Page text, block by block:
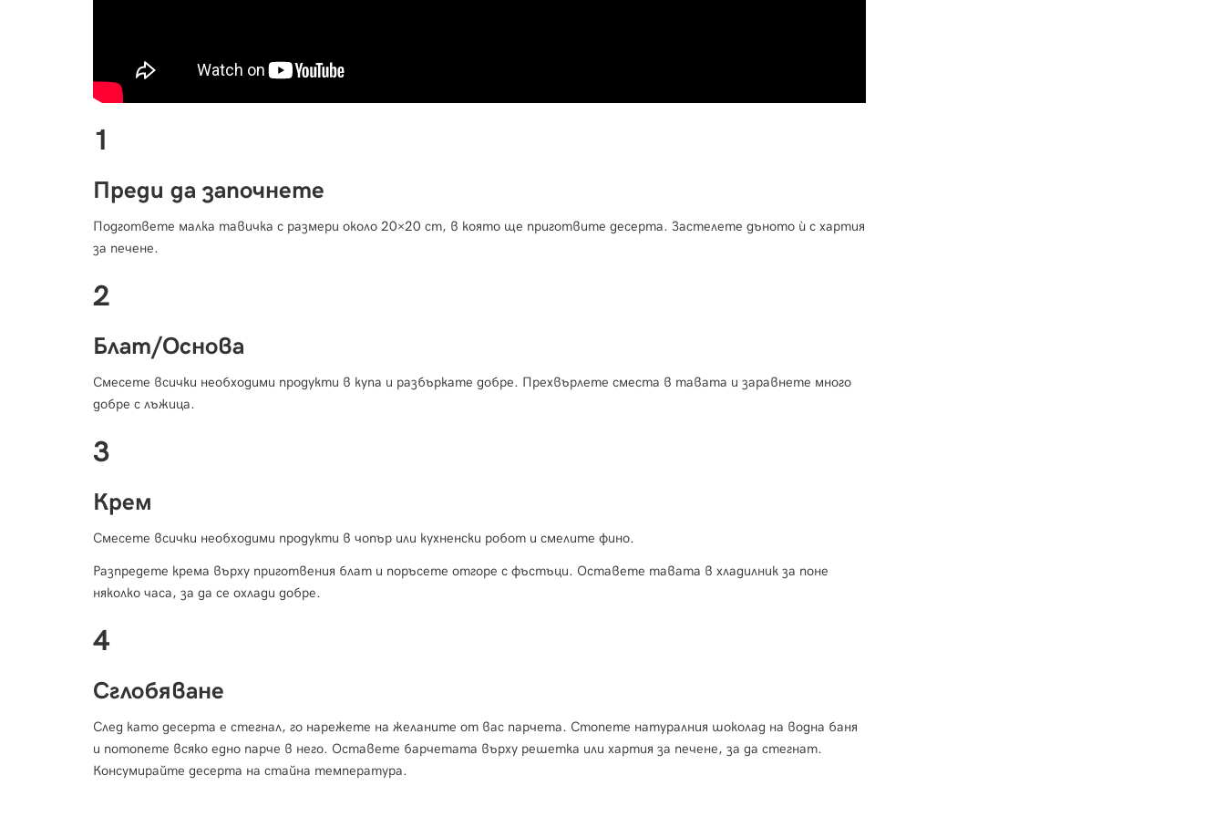
1
Преди да започнете
Подгответе малка тавичка с размери около 20×20 cm, в която ще приготвите десерта. Застелете дъното ѝ с хартия
за печене.
2
Блат/Основа
Смесете всички необходими продукти в купа и разбъркате добре. Прехвърлете сместа в тавата и заравнете много
добре с лъжица.
3
Крем
Смесете всички необходими продукти в чопър или кухненски робот и смелите фино.
Разпредете крема върху приготвения блат и поръсете отгоре с фъстъци. Оставете тавата в хладилник за поне
няколко часа, за да се охлади добре.
4
Сглобяване
След като десерта е стегнал, го нарежете на желаните от вас парчета. Стопете натуралния шоколад на водна баня
и потопете всяко едно парче в него. Оставете барчетата върху решетка или хартия за печене, за да стегнат.
Консумирайте десерта на стайна температура.